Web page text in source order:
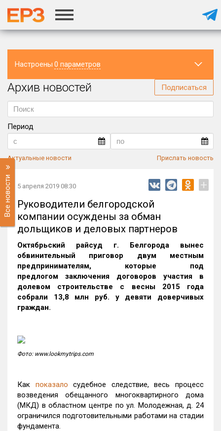
Настроены 0 параметров
Регион
Архив новостей Подписаться
Период
Актуальные новости Прислать новость
Все новости 5 апреля 2019 08:30 +
Руководители белгородской
компании осуждены за обман
дольщиков и деловых партнеров
Октябрьский райсуд г. Белгорода вынес
обвинительный приговор двум местным
предпринимателям, которые под
предлогом заключения договоров участия в
долевом строительстве с весны 2015 года
собрали 13,8 млн руб. у девяти доверчивых
граждан.
Фото: www.lookmytrips.com
Как показало судебное следствие, весь процесс
возведения обещанного многоквартирного дома
(МКД) в областном центре по ул. Молодежная, д. 24
ограничился подготовительными работами на стадии
фундамента.